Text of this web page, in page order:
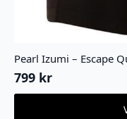
Pearl Izumi – Escape
799 kr